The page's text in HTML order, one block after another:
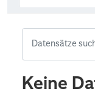
Keine